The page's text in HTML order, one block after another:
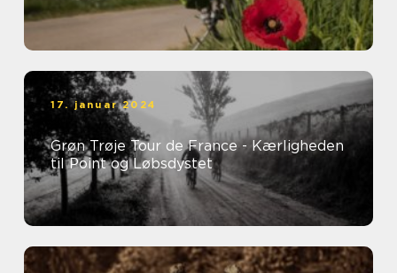
17. januar 2024
Grøn Trøje Tour de France - Kærligheden
til Point og Løbsdystet